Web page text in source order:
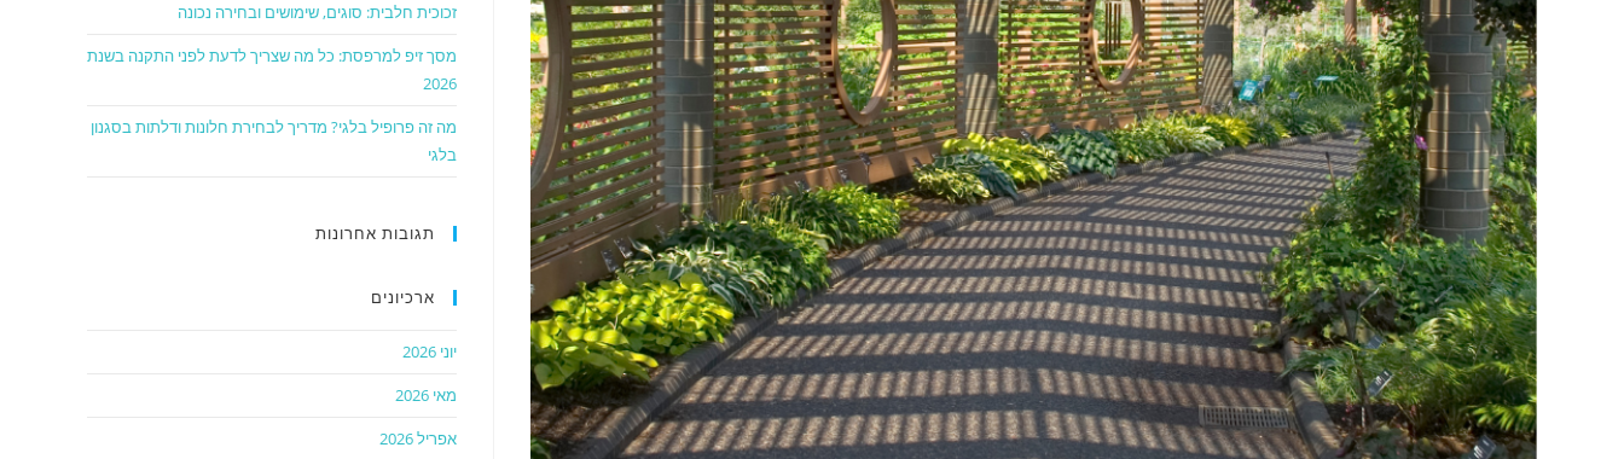
זכוכית חלבית: סוגים, שימושים ובחירה נכונה
מסך זיפ למרפסת: כל מה שצריך לדעת לפני התקנה בשנת
2026
מה זה פרופיל בלגי? מדריך לבחירת חלונות ודלתות בסגנון
בלגי
תגובות אחרונות
ארכיונים
יוני 2026
מאי 2026
אפריל 2026